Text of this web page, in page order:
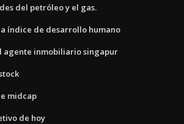
del petróleo y el gas.
índice de desarrollo humano
agente inmobiliario singapur
midcap
de hoy